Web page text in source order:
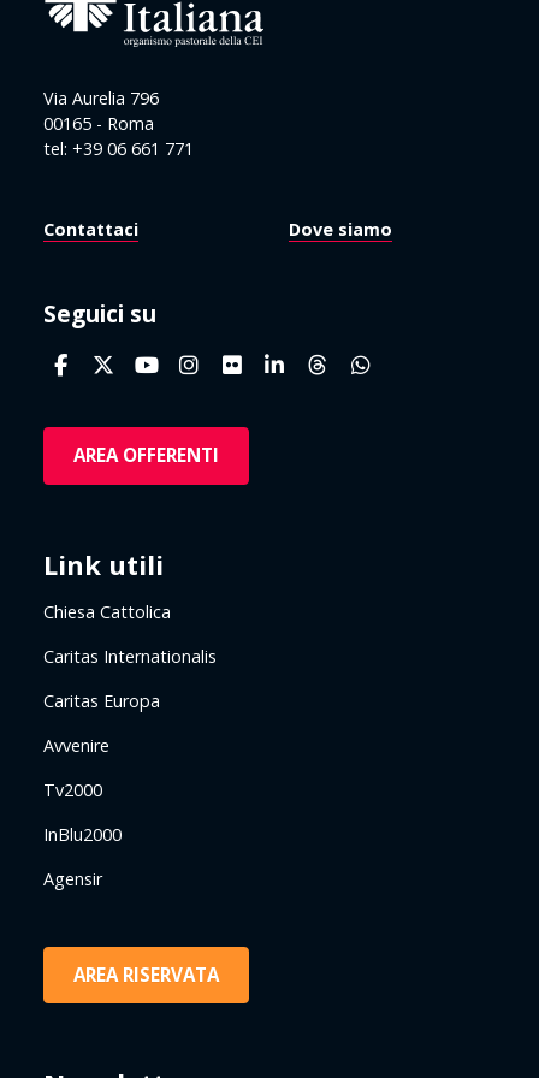
Via Aurelia 796
00165 - Roma
tel: +39 06 661 771
Contattaci Dove siamo
Seguici su
AREA OFFERENTI
Link utili
Chiesa Cattolica
Caritas Internationalis
Caritas Europa
Avvenire
Tv2000
InBlu2000
Agensir
AREA RISERVATA